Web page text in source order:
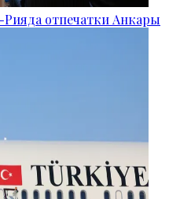
отпечатки Анкары